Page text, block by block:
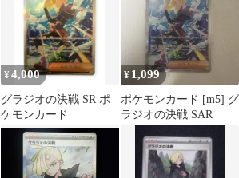
¥4,000
グラジオの決戦 SR ポ
ケモンカード
¥ 1,099
ポケモンカード [m5] グ
ラジオの決戦 SAR